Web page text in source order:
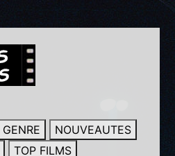
GENRE
NOUVEAUTES
TOP FILMS